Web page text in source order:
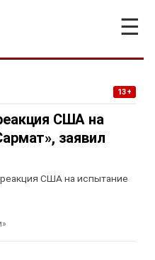
☰
13+
США на
заявил
США на испытание